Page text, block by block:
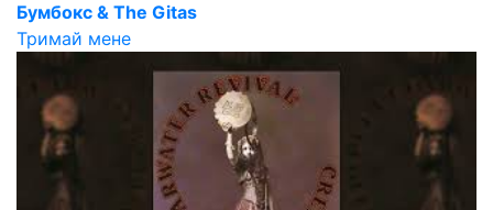
Бумбокс & The Gitas
Тримай мене